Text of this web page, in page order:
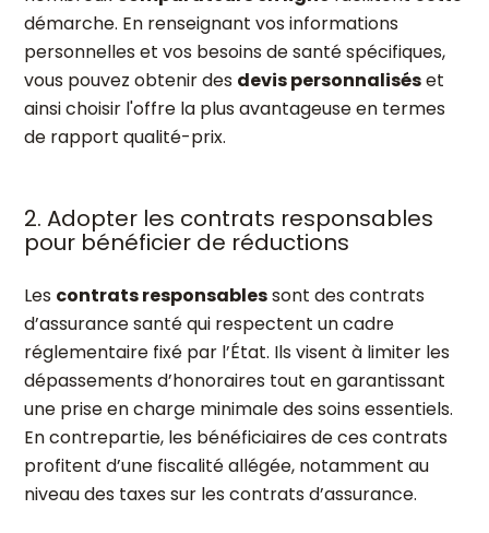
démarche. En renseignant vos informations
personnelles et vos besoins de santé spécifiques,
vous pouvez obtenir des devis personnaliséset
ainsi choisir l'offre la plus avantageuse en termes
de rapport qualité-prix.
2. Adopter les contrats responsables
pour bénéficier de réductions
Les contrats responsablessont des contrats
d’assurance santé qui respectent un cadre
réglementaire fixé par l’État. Ils visent à limiter les
dépassements d’honoraires tout en garantissant
une prise en charge minimale des soins essentiels.
En contrepartie, les bénéficiaires de ces contrats
profitent d’une fiscalité allégée, notamment au
niveau des taxes sur les contrats d’assurance.